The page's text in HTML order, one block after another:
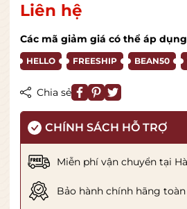
Liên hệ
Các mã giảm giá có thể áp
HELLO FREESHIP BEAN50
Chia sẻ
CHÍNH SÁCH HỖ TRỢ
Miễn phí vận chuyển tại
Bảo hành chính hãng